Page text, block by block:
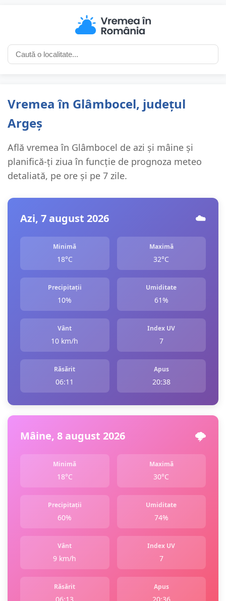
Vremea în Glâmbocel, județul
Argeș
Află vremea în Glâmbocel de azi și mâine și
planifică-ți ziua în funcție de prognoza meteo
detaliată, pe ore și pe 7 zile.
Azi, 7 august 2026 ☁️
Minimă
18°C
Maximă
32°C
Precipitații
10%
Umiditate
61%
Vânt
10 km/h
Index UV
7
Răsărit
06:11
Apus
20:38
Mâine, 8 august 2026 🌩️
Minimă
18°C
Maximă
30°C
Precipitații
60%
Umiditate
74%
Vânt
9 km/h
Index UV
7
Răsărit Apus